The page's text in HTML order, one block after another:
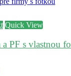
Quick View
PF s vlastnou